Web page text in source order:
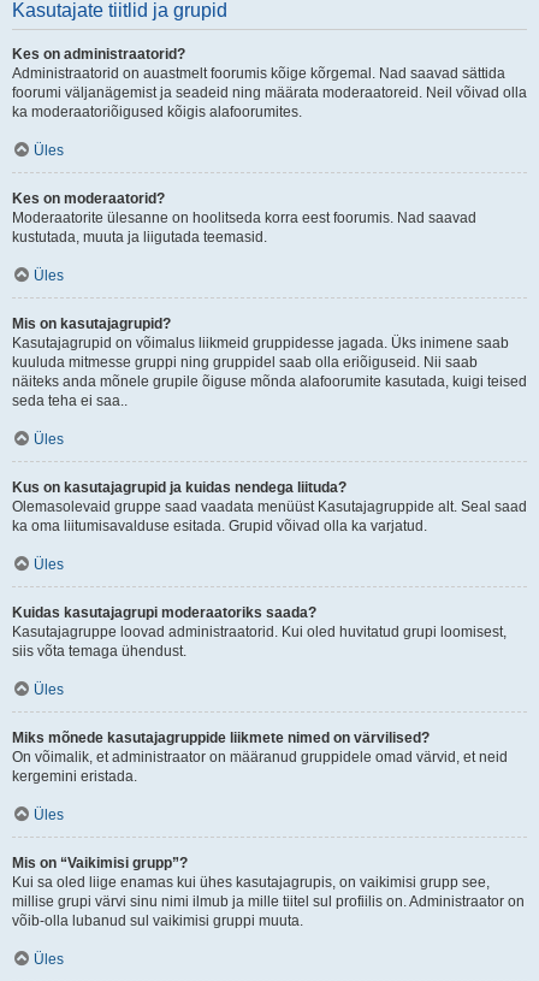
Kasutajate tiitlid ja grupid
Kes on administraatorid?
Administraatorid on auastmelt foorumis kõige kõrgemal. Nad saavad sättida
foorumi väljanägemist ja seadeid ning määrata moderaatoreid. Neil võivad olla
ka moderaatoriõigused kõigis alafoorumites.
Üles
Kes on moderaatorid?
Moderaatorite ülesanne on hoolitseda korra eest foorumis. Nad saavad
kustutada, muuta ja liigutada teemasid.
Üles
Mis on kasutajagrupid?
Kasutajagrupid on võimalus liikmeid gruppidesse jagada. Üks inimene saab
kuuluda mitmesse gruppi ning gruppidel saab olla eriõiguseid. Nii saab
näiteks anda mõnele grupile õiguse mõnda alafoorumite kasutada, kuigi teised
seda teha ei saa..
Üles
Kus on kasutajagrupid ja kuidas nendega liituda?
Olemasolevaid gruppe saad vaadata menüüst Kasutajagruppide alt. Seal saad
ka oma liitumisavalduse esitada. Grupid võivad olla ka varjatud.
Üles
Kuidas kasutajagrupi moderaatoriks saada?
Kasutajagruppe loovad administraatorid. Kui oled huvitatud grupi loomisest,
siis võta temaga ühendust.
Üles
Miks mõnede kasutajagruppide liikmete nimed on värvilised?
On võimalik, et administraator on määranud gruppidele omad värvid, et neid
kergemini eristada.
Üles
Mis on “Vaikimisi grupp”?
Kui sa oled liige enamas kui ühes kasutajagrupis, on vaikimisi grupp see,
millise grupi värvi sinu nimi ilmub ja mille tiitel sul profiilis on. Administraator on
võib-olla lubanud sul vaikimisi gruppi muuta.
Üles